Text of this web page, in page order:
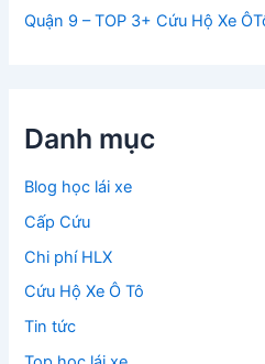
Quận 9 – TOP 3+ Cứu Hộ Xe
Danh mục
Blog học lái xe
Cấp Cứu
Chi phí HLX
Cứu Hộ Xe Ô Tô
Tin tức